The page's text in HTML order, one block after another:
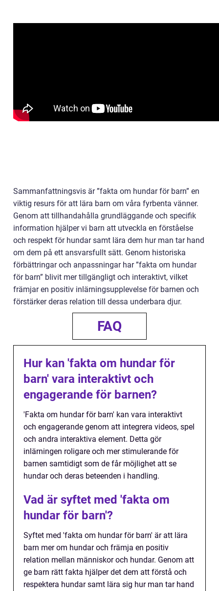
Sammanfattningsvis är ”fakta om hundar för barn” en
viktig resurs för att lära barn om våra fyrbenta vänner.
Genom att tillhandahålla grundläggande och specifik
information hjälper vi barn att utveckla en förståelse
och respekt för hundar samt lära dem hur man tar hand
om dem på ett ansvarsfullt sätt. Genom historiska
förbättringar och anpassningar har ”fakta om hundar
för barn” blivit mer tillgängligt och interaktivt, vilket
främjar en positiv inlärningsupplevelse för barnen och
förstärker deras relation till dessa underbara djur.
FAQ
Hur kan 'fakta om hundar för
barn' vara interaktivt och
engagerande för barnen?
'Fakta om hundar för barn' kan vara interaktivt
och engagerande genom att integrera videos, spel
och andra interaktiva element. Detta gör
inlärningen roligare och mer stimulerande för
barnen samtidigt som de får möjlighet att se
hundar och deras beteenden i handling.
Vad är syftet med 'fakta om
hundar för barn'?
Syftet med 'fakta om hundar för barn' är att lära
barn mer om hundar och främja en positiv
relation mellan människor och hundar. Genom att
ge barn rätt fakta hjälper det dem att förstå och
respektera hundar samt lära sig hur man tar hand